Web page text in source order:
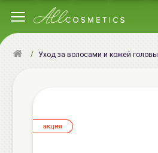
Уход за волосами и кожей головы
aкция